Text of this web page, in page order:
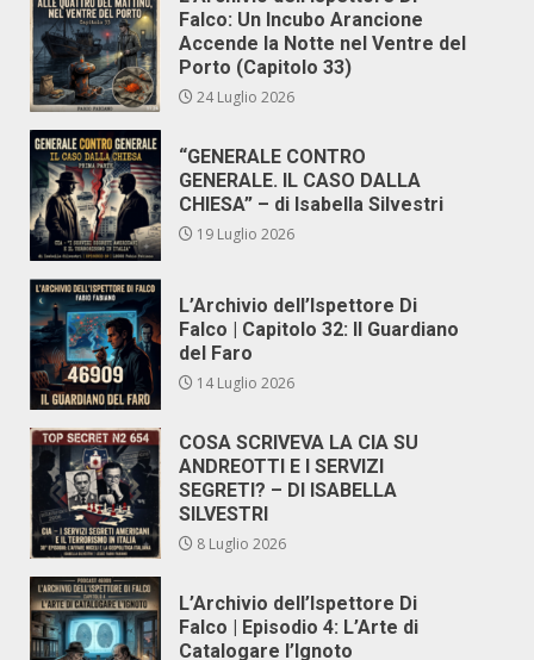
Falco: Un Incubo Arancione
Accende la Notte nel Ventre del
Porto (Capitolo 33)
24 Luglio 2026
“GENERALE CONTRO
GENERALE. IL CASO DALLA
CHIESA” – di Isabella Silvestri
19 Luglio 2026
L’Archivio dell’Ispettore Di
Falco | Capitolo 32: Il Guardiano
del Faro
14 Luglio 2026
COSA SCRIVEVA LA CIA SU
ANDREOTTI E I SERVIZI
SEGRETI? – DI ISABELLA
SILVESTRI
8 Luglio 2026
L’Archivio dell’Ispettore Di
Falco | Episodio 4: L’Arte di
Catalogare l’Ignoto